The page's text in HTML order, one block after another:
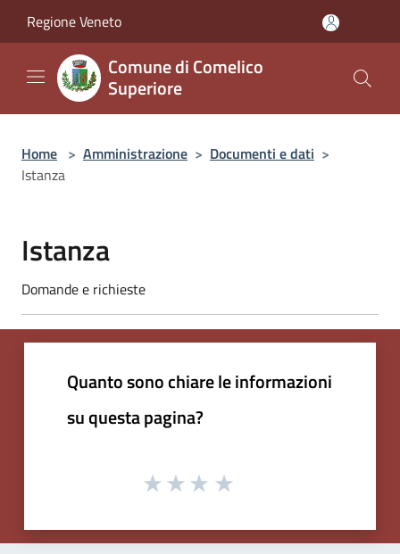
Regione Veneto
Comune di Comelico
Superiore
Home > Amministrazione > Documenti e dati >
Istanza
Istanza
Domande e richieste
Quanto sono chiare le informazioni
su questa pagina?